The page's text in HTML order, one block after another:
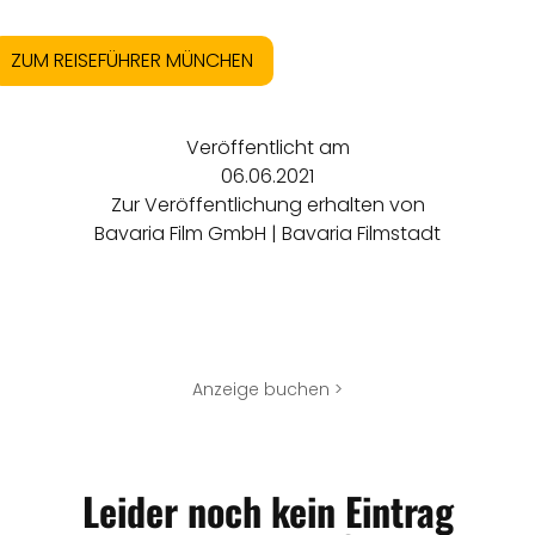
ZUM REISEFÜHRER MÜNCHEN
Veröffentlicht am
06.06.2021
Zur Veröffentlichung erhalten von
Bavaria Film GmbH | Bavaria Filmstadt
Anzeige buchen >
Leider noch kein Eintrag